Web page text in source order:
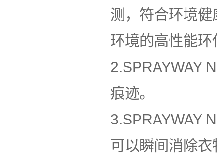
测，符合环境
环境的高性能环
2.SPRAYWAY
痕迹。
3.SPRAYWAY
可以瞬间消除